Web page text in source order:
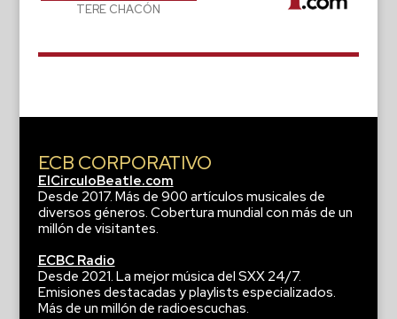
TERE CHACÓN
ECB CORPORATIVO
ElCirculoBeatle.com
Desde 2017. Más de 900 artículos musicales de
diversos géneros. Cobertura mundial con más de un
millón de visitantes.
ECBC Radio
Desde 2021. La mejor música del SXX 24/7.
Emisiones destacadas y playlists especializados.
Más de un millón de radioescuchas.